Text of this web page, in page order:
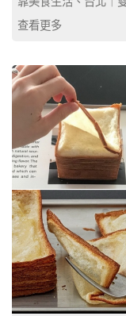
查看更多